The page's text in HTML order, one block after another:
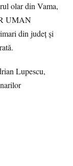
olar din Vama,
UMAN
din județ și
Lupescu,